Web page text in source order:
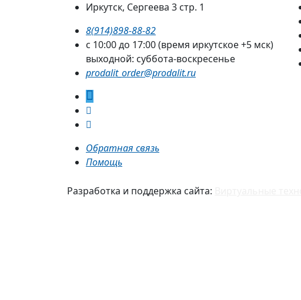
Иркутск, Сергеева 3 стр. 1
8(914)898-88-82
с 10:00 до 17:00 (время иркутское +5 мск)
выходной: суббота-воскресенье
prodalit_order@prodalit.ru
Обратная связь
Помощь
Разработка и поддержка сайта: